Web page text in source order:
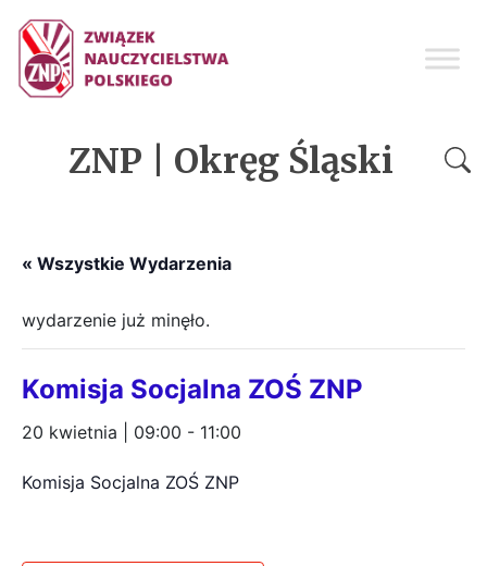
ZNP | Okręg Śląski
« Wszystkie Wydarzenia
wydarzenie już minęło.
Komisja Socjalna ZOŚ ZNP
20 kwietnia | 09:00 - 11:00
Komisja Socjalna ZOŚ ZNP